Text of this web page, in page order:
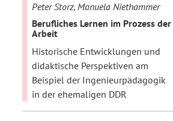
Peter Storz, Manuela Niethammer
Berufliches Lernen im Prozess der
Arbeit
Historische Entwicklungen und
didaktische Perspektiven am
Beispiel der Ingenieurpädagogik
in der ehemaligen DDR